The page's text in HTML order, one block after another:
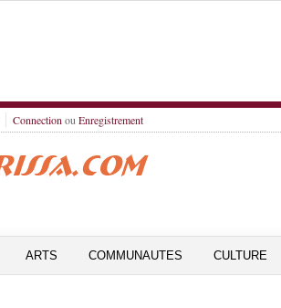
Connection ou Enregistrement
ARTS COMMUNAUTES CULTURE